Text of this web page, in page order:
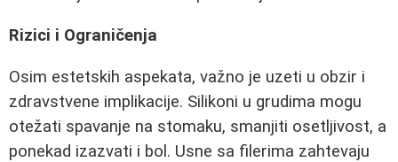
Rizici i Ograničenja
Osim estetskih aspekata, važno je uzeti u obzir i
zdravstvene implikacije. Silikoni u grudima mogu
otežati spavanje na stomaku, smanjiti osetljivost, a
ponekad izazvati i bol. Usne sa filerima zahtevaju